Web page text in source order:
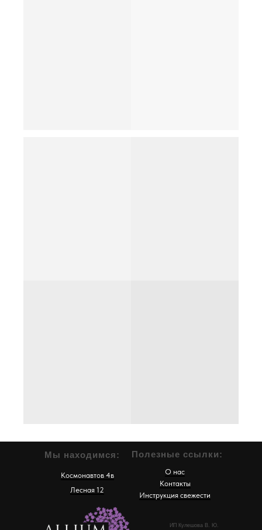
Полезные ссылки:
ИП Кулешова В. Ю.
Инструкция свежести
Контакты
О нас
Лесная 12
Мы находимся:
Космонавтов 4в